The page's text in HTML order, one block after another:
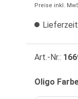
Preise inkl.
Art.-Nr.:
Oligo